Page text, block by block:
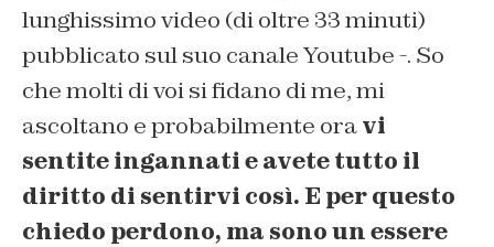
lunghissimo video (di oltre 33 minuti)
pubblicato sul suo canale Youtube -. So
che molti di voi si fidano di me, mi
ascoltano e probabilmente oravi
sentite ingannati e avete tutto il
diritto di sentirvi così. E per questo
chiedo perdono, ma sono un essere